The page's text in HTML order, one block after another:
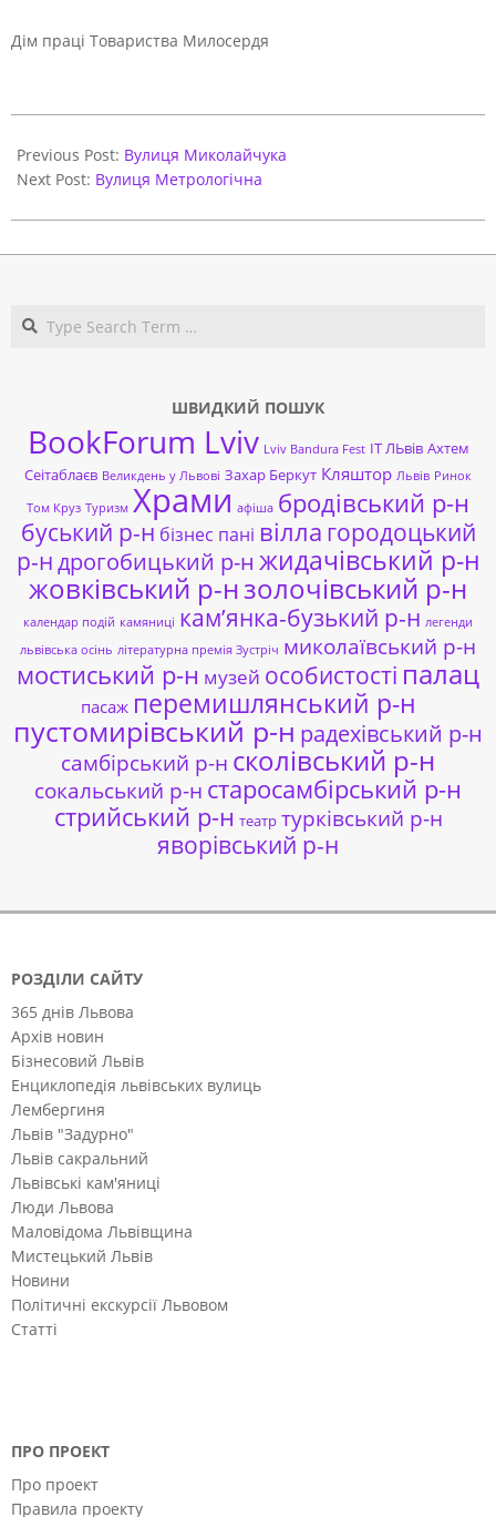
Дім праці Товариства Милосердя
06-
01
Previous Post: Вулиця Миколайчука
Next Post: Вулиця Метрологічна
ШВИДКИЙ ПОШУК
BookForum Lviv Lviv Bandura Fest ІТ ЛЬвів Ахтем
Сеітаблаєв Великдень у Львові Захар Беркут Кляштор Львів Ринок
Том Круз Туризм Храми афіша бродівський р-н
буський р-н бізнес пані вілла городоцький
р-ндрогобицький р-н жидачівський р-н
жовківський р-нзолочівський р-н
календар подій камяниці кам’янка-бузький р-н легенди
львівська осінь літературна премія Зустріч миколаївський р-н
мостиський р-н музей особистості палац
пасаж перемишлянський р-н
пустомирівський р-н радехівський р-н
самбірський р-н сколівський р-н
сокальський р-н старосамбірський р-н
стрийський р-н театр турківський р-н
яворівський р-н
РОЗДІЛИ САЙТУ
365 днів Львова
Архів новин
Бізнесовий Львів
Енциклопедія львівських вулиць
Лембергиня
Львів "Задурно"
Львів сакральний
Львівські кам'яниці
Люди Львова
Маловідома Львівщина
Мистецький Львів
Новини
Політичні екскурсії Львовом
Статті
ПРО ПРОЕКТ
Про проект
Правила проекту